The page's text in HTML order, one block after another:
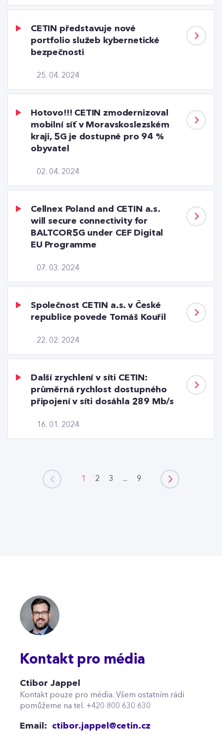
25. 04. 2024
CETIN představuje nové
portfolio služeb kybernetické
bezpečnosti
02. 04. 2024
Hotovo!!! CETIN zmodernizoval
mobilní síť v Moravskoslezském
kraji, 5G je dostupné pro 94 %
obyvatel
07. 03. 2024
Cellnex Poland and CETIN a.s.
will secure connectivity for
BALTCOR5G under CEF Digital
EU Programme
22. 02. 2024
Společnost CETIN a.s. v České
republice povede Tomáš Kouřil
16. 01. 2024
Další zrychlení v síti CETIN:
průměrná rychlost dostupného
připojení v síti dosáhla 289 Mb/s
1 2 3 ... 9
Kontakt pro média
Ctibor Jappel
Kontakt pouze pro média. Všem ostatním rádi
pomůžeme na tel. +420 800 630 630
Email: ctibor.jappel@cetin.cz